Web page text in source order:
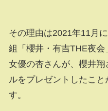
その理由は2021年11月
組「櫻井・有吉THE夜
女優の杏さんが、櫻井
ルをプレゼントしたこ
す。